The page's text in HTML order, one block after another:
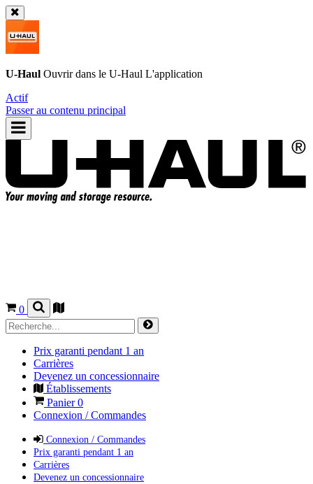
U-Haul Ouvrir dans le U-Haul L'application
Actif
Passer au contenu principal
0
Prix garanti pendant 1 an
Carrières
Devenez un concessionnaire
Établissements
Panier0
Connexion / Commandes
Connexion / Commandes
Prix garanti pendant 1 an
Carrières
Devenez un concessionnaire